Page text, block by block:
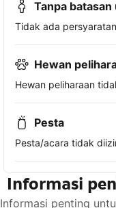
Tanpa batasan
Tidak ada
Hewan
Hewan peliharaan
Pesta
Pesta/acara tidak
Informasi
Informasi penting